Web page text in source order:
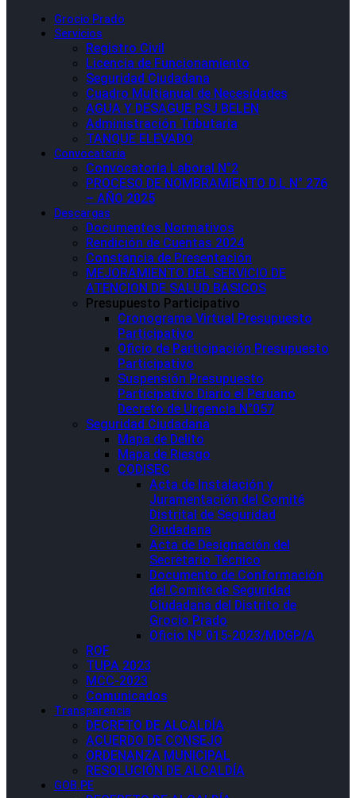
Grocio Prado
Servicios
Registro Civil
Licencia de Funcionamiento
Seguridad Ciudadana
Cuadro Multianual de Necesidades
AGUA Y DESAGUE PSJ BELEN
Administración Tributaria
TANQUE ELEVADO
Convocatoria
Convocatoria Laboral N°2
PROCESO DE NOMBRAMIENTO D.L N° 276
– AÑO 2025
Descargas
Documentos Normativos
Rendición de Cuentas 2024
Constancia de Presentación
MEJORAMIENTO DEL SERVICIO DE
ATENCION DE SALUD BASICOS
Presupuesto Participativo
Cronograma Virtual Presupuesto
Participativo
Oficio de Participación Presupuesto
Participativo
Suspensión Presupuesto
Participativo Diario el Peruano
Decreto de Urgencia N°057
Seguridad Ciudadana
Mapa de Delito
Mapa de Riesgo
CODISEC
Acta de Instalación y
Juramentación del Comité
Distrital de Seguridad
Ciudadana
Acta de Designación del
Secretario Técnico
Documento de Conformación
del Comite de Seguridad
Ciudadana del Distrito de
Grocio Prado
Oficio Nº 015-2023/MDGP/A
ROF
TUPA 2023
MCC-2023
Comunicados
Transparencia
DECRETO DE ALCALDÍA
ACUERDO DE CONSEJO
ORDENANZA MUNICIPAL
RESOLUCIÓN DE ALCALDÍA
GOB.PE